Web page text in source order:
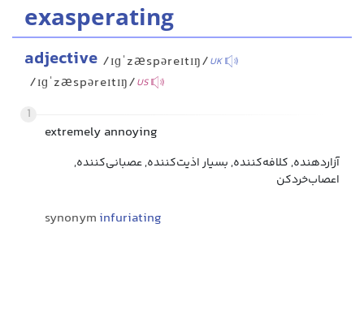
exasperating
adjective /ɪɡˈzæspəreɪtɪŋ/UK
/ɪɡˈzæspəreɪtɪŋ/US
1
extremely annoying
آزاردهنده, کلافه‌کننده, بسیار اذیت‌کننده, عصبانی‌کننده,
اعصاب‌خردکن
synonym infuriating